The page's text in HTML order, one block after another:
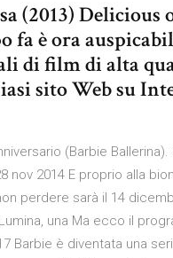
(2013) Delicious
fa è ora
di film di alta
sito Web su
(Barbie Ballerina).
2014 E proprio alla
perdere sarà il 14
una Ma ecco il
Barbie è diventata una